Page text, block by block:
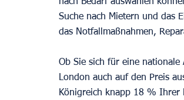
Suche nach Mietern und das
das Notfallmaßnahmen,
Ob Sie sich für eine
London auch auf den Preis
Königreich knapp 18 % Ihrer